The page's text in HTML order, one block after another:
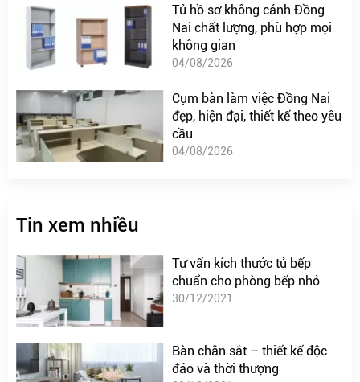
Tủ hồ sơ không cánh Đồng
Nai chất lượng, phù hợp mọi
không gian
04/08/2026
Cụm bàn làm việc Đồng Nai
đẹp, hiện đại, thiết kế theo yêu
cầu
04/08/2026
Tin xem nhiều
Tư vấn kích thước tủ bếp
chuẩn cho phòng bếp nhỏ
30/12/2021
Bàn chân sắt – thiết kế độc
đáo và thời thượng